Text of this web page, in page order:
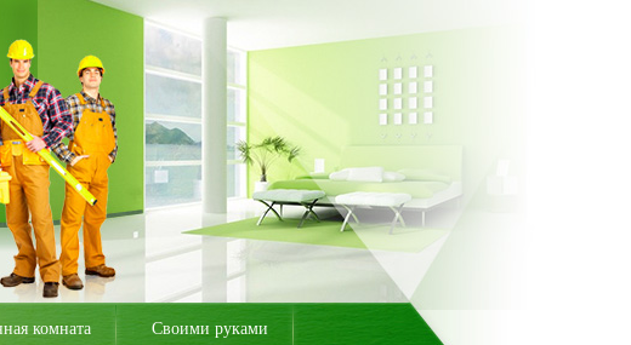
комната Своими руками